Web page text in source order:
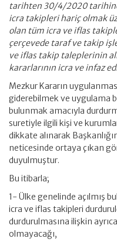
tarihten 30/4/2020
icra takipleri hariç olmak
olan tüm icra ve iflas
çerçevede taraf ve takip
ve iflas takip taleplerinin
kararlarının icra ve infaz
Mezkur Kararın
giderebilmek ve uygulama
bulunmak amacıyla
suretiyle ilgili kişi ve
dikkate alınarak
neticesinde ortaya çıkan
duyulmuştur.
Bu itibarla;
1- Ülke genelinde açılmış
icra ve iflas takipleri
durdurulmasına ilişkin
olmayacağı,